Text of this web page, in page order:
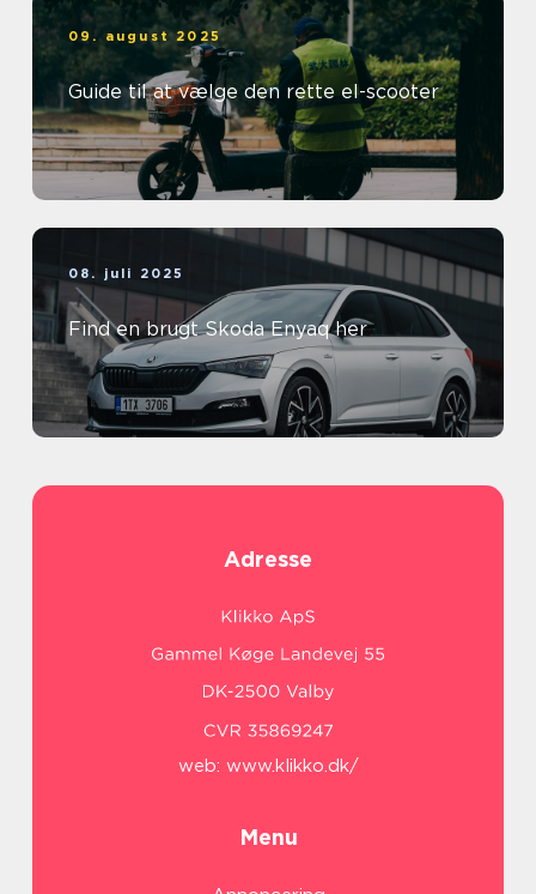
09. august 2025
Guide til at vælge den rette el-scooter
08. juli 2025
Find en brugt Skoda Enyaq her
Adresse
web: www.klikko.dk/
Menu